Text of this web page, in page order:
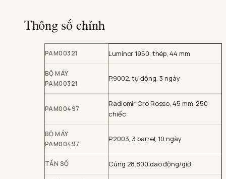
Thông số chính
PAM00321 Luminor 1950, thép, 44 mm
BỘ MÁY
PAM00321
P.9002, tự động, 3 ngày
PAM00497
Radiomir Oro Rosso, 45 mm, 250
chiếc
BỘ MÁY
PAM00497
P.2003, 3 barrel, 10 ngày
TẦN SỐ Cùng 28.800 dao động/giờ